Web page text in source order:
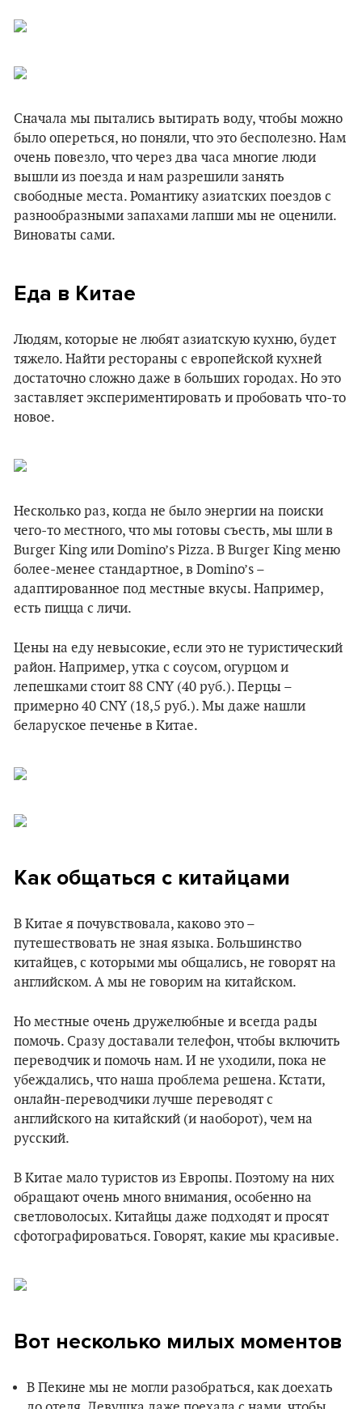
Сначала мы пытались вытирать воду, чтобы можно
было опереться, но поняли, что это бесполезно. Нам
очень повезло, что через два часа многие люди
вышли из поезда и нам разрешили занять
свободные места. Романтику азиатских поездов с
разнообразными запахами лапши мы не оценили.
Виноваты сами.
Еда в Китае
Людям, которые не любят азиатскую кухню, будет
тяжело. Найти рестораны с европейской кухней
достаточно сложно даже в больших городах. Но это
заставляет экспериментировать и пробовать что-то
новое.
Несколько раз, когда не было энергии на поиски
чего-то местного, что мы готовы съесть, мы шли в
Burger King или Domino’s Pizza. В Burger King меню
более-менее стандартное, в Domino’s –
адаптированное под местные вкусы. Например,
есть пицца с личи.
Цены на еду невысокие, если это не туристический
район. Например, утка с соусом, огурцом и
лепешками стоит 88 CNY (40 руб.). Перцы –
примерно 40 CNY (18,5 руб.). Мы даже нашли
беларуское печенье в Китае.
Как общаться с китайцами
В Китае я почувствовала, каково это –
путешествовать не зная языка. Большинство
китайцев, с которыми мы общались, не говорят на
английском. А мы не говорим на китайском.
Но местные очень дружелюбные и всегда рады
помочь. Сразу доставали телефон, чтобы включить
переводчик и помочь нам. И не уходили, пока не
убеждались, что наша проблема решена. Кстати,
онлайн-переводчики лучше переводят с
английского на китайский (и наоборот), чем на
русский.
В Китае мало туристов из Европы. Поэтому на них
обращают очень много внимания, особенно на
светловолосых. Китайцы даже подходят и просят
сфотографироваться. Говорят, какие мы красивые.
Вот несколько милых моментов
В Пекине мы не могли разобраться, как доехать